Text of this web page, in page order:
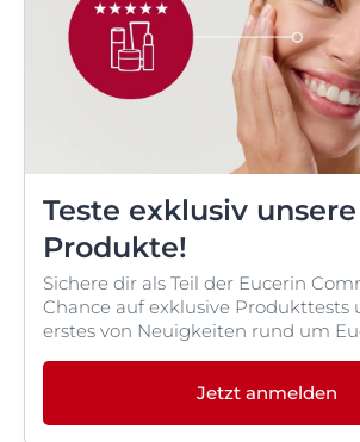
Teste exklusiv unsere
Produkte!
Sichere dir als Teil der Eucerin
Chance auf exklusive Produkttests
erstes von Neuigkeiten rund um
Jetzt anmelden